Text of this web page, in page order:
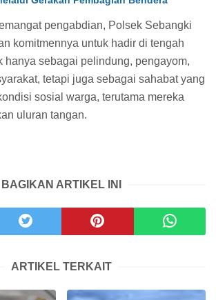
pengabdian, Polsek Sebangki
komitmennya untuk hadir di tengah
hanya sebagai pelindung, pengayom,
tetapi juga sebagai sahabat yang
sosial warga, terutama mereka
uluran tangan.
BAGIKAN ARTIKEL INI
ARTIKEL TERKAIT